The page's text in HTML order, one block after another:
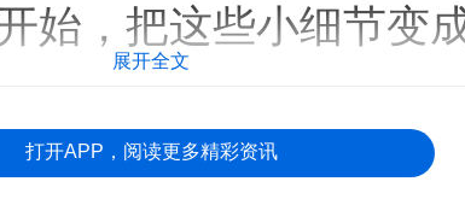
始，把这些小细节变
展开全文
打开APP，阅读更多精彩资讯